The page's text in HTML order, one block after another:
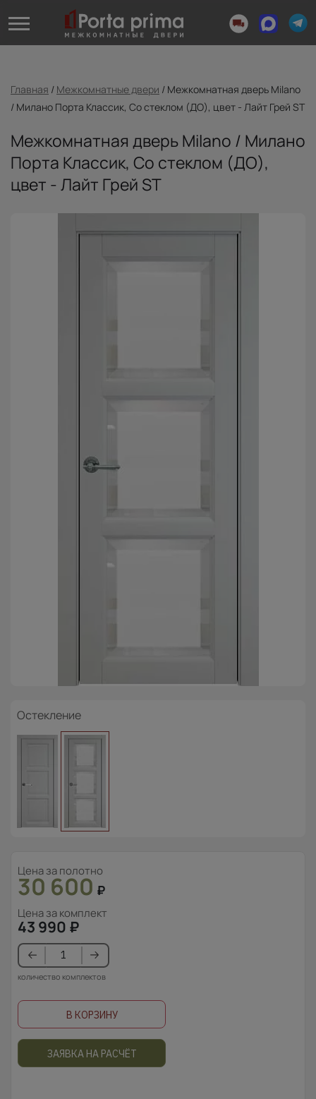
Главная / Межкомнатные двери / Межкомнатная дверь Milano
/ Милано Порта Классик, Со стеклом (ДО), цвет - Лайт Грей ST
Межкомнатная дверь Milano / Милано
Порта Классик, Со стеклом (ДО),
цвет - Лайт Грей ST
Остекление
Цена за полотно
30 600 ₽
Цена за комплект
43 990 ₽
количество комплектов
В КОРЗИНУ
ЗАЯВКА НА РАСЧЁТ